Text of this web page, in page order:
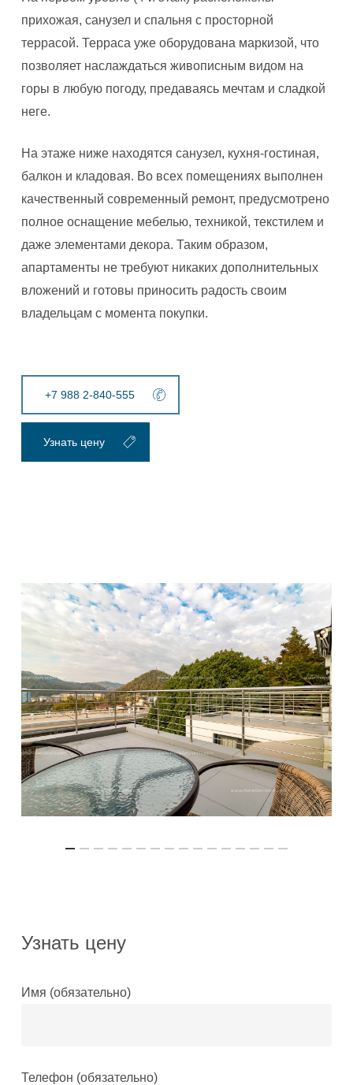
прихожая, санузел и спальня с просторной
террасой. Терраса уже оборудована маркизой, что
позволяет наслаждаться живописным видом на
горы в любую погоду, предаваясь мечтам и сладкой
неге.
На этаже ниже находятся санузел, кухня-гостиная,
балкон и кладовая. Во всех помещениях выполнен
качественный современный ремонт, предусмотрено
полное оснащение мебелью, техникой, текстилем и
даже элементами декора. Таким образом,
апартаменты не требуют никаких дополнительных
вложений и готовы приносить радость своим
владельцам с момента покупки.
+7 988 2-840-555
Узнать цену
Узнать цену
Имя (обязательно)
Телефон (обязательно)